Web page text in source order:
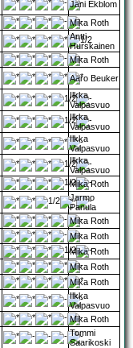
Jani Ekblom
Mika Roth
Antti
Hurskainen
Mika Roth
Aaro Beuker
Ilkka
Valpasvuo
Ilkka
Valpasvuo
Ilkka
Valpasvuo
Ilkka
Valpasvuo
Mika Roth
Jarmo
Panula
Mika Roth
Mika Roth
Mika Roth
Mika Roth
Mika Roth
Ilkka
Valpasvuo
Mika Roth
Tommi
Saarikoski